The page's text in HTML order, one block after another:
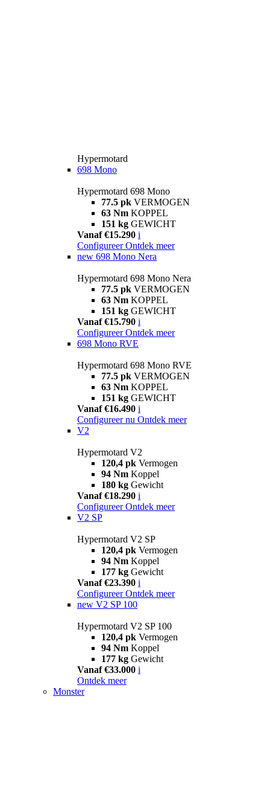
Hypermotard
698 Mono
Hypermotard 698 Mono
77.5 pk VERMOGEN
63 Nm KOPPEL
151 kg GEWICHT
Vanaf €15.290 i
Configureer Ontdek meer
new 698 Mono Nera
Hypermotard 698 Mono Nera
77.5 pk VERMOGEN
63 Nm KOPPEL
151 kg GEWICHT
Vanaf €15.790 i
Configureer Ontdek meer
698 Mono RVE
Hypermotard 698 Mono RVE
77.5 pk VERMOGEN
63 Nm KOPPEL
151 kg GEWICHT
Vanaf €16.490 i
Configureer nu Ontdek meer
V2
Hypermotard V2
120,4 pk Vermogen
94 Nm Koppel
180 kg Gewicht
Vanaf €18.290 i
Configureer Ontdek meer
V2 SP
Hypermotard V2 SP
120,4 pk Vermogen
94 Nm Koppel
177 kg Gewicht
Vanaf €23.390 i
Configureer Ontdek meer
new V2 SP 100
Hypermotard V2 SP 100
120,4 pk Vermogen
94 Nm Koppel
177 kg Gewicht
Vanaf €33.000 i
Ontdek meer
Monster